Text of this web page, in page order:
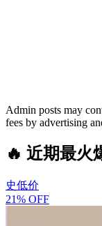
Admin posts may
fees by advertising
🔥 近期最火
史低价
21% OFF